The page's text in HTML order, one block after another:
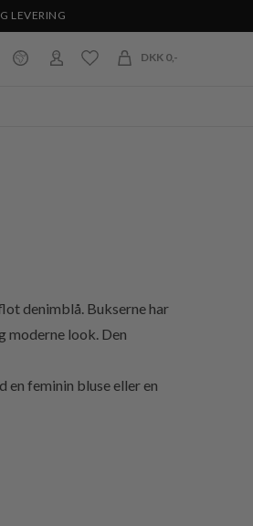
LEVERING
DKK 0,-
denimblå. Bukserne har
moderne look. Den
en feminin bluse eller en